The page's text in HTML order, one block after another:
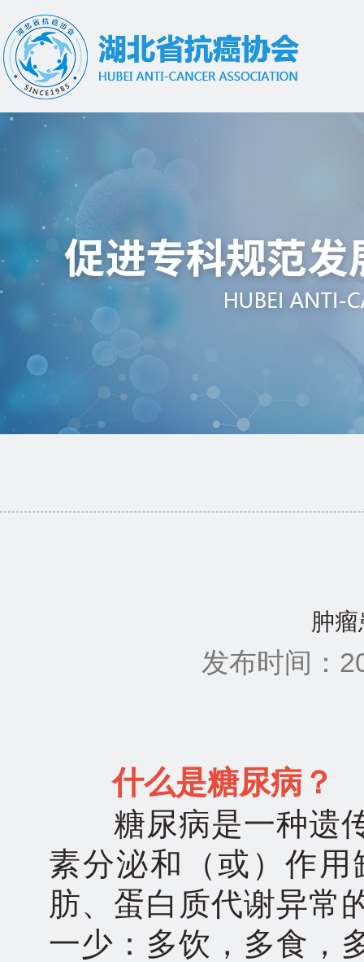
肿
发布时间：
什么是糖尿病？
糖尿病是一种遗传
素分泌和（或）作
肪、蛋白质代谢异常
一少：多饮，多食，